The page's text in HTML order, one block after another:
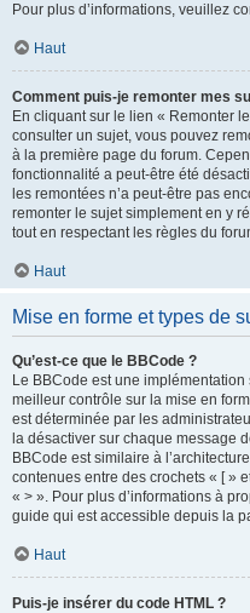
Pour plus d’informations, veuillez
Haut
Comment puis-je remonter mes
En cliquant sur le lien « Remonter
consulter un sujet, vous pouvez
à la première page du forum.
fonctionnalité a peut-être été
les remontées n’a peut-être pas
remonter le sujet simplement en y
tout en respectant les règles du
Haut
Mise en forme et types de
Qu’est-ce que le BBCode ?
Le BBCode est une
meilleur contrôle sur la mise en
est déterminée par les
la désactiver sur chaque message
BBCode est similaire à
contenues entre des crochets « [ »
« > ». Pour plus d’informations à
guide qui est accessible depuis la
Haut
Puis-je insérer du code HTML ?